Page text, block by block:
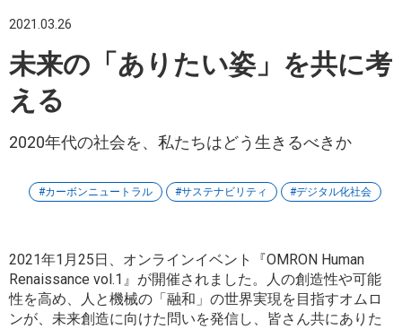
2021.03.26
未来の「ありたい姿」を共に考
える
2020年代の社会を、私たちはどう生きるべきか
カーボンニュートラル サステナビリティ デジタル化社会
2021年1月25日、オンラインイベント『OMRON Human
Renaissance vol.1』が開催されました。人の創造性や可能
性を高め、人と機械の「融和」の世界実現を目指すオムロ
ンが、未来創造に向けた問いを発信し、皆さん共にありた